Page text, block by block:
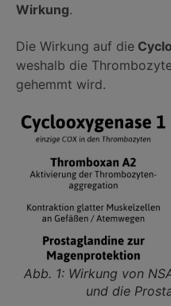
Wirkung.
Die Wirkung auf die
weshalb die
gehemmt wird.
Abb. 1: Wirkung von
und die